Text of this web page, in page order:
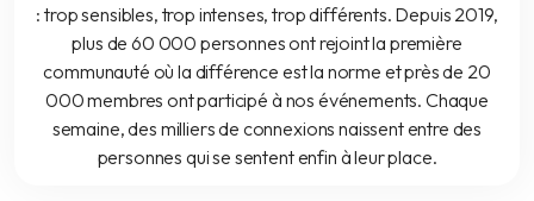
: trop sensibles, trop intenses, trop différents. Depuis 2019,
plus de 60 000 personnes ont rejoint la première
communauté où la différence est la norme et près de 20
000 membres ont participé à nos événements. Chaque
semaine, des milliers de connexions naissent entre des
personnes qui se sentent enfin à leur place.